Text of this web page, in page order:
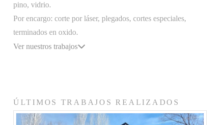
pino, vidrio.
Por encargo: corte por láser, plegados, cortes especiales,
terminados en oxido.
Ver nuestros trabajos
ÚLTIMOS TRABAJOS REALIZADOS